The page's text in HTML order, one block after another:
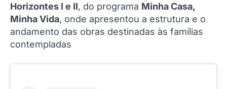
Horizontes I e II, do programa Minha Casa,
Minha Vida, onde apresentou a estrutura e o
andamento das obras destinadas às famílias
contempladas